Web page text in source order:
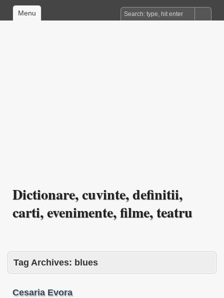
Menu
Dictionare, cuvinte, definitii,
carti, evenimente, filme, teatru
Tag Archives: blues
Cesaria Evora